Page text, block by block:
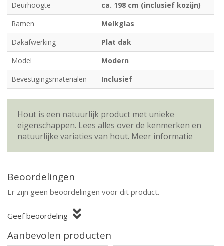
Deurhoogte
ca. 198 cm (inclusief kozijn)
Ramen
Melkglas
Dakafwerking
Plat dak
Model
Modern
Bevestigingsmaterialen
Inclusief
Hout is een natuurlijk product met unieke
eigenschappen. Lees alles over de kenmerken en
natuurlijke variaties van hout. Meer informatie
Beoordelingen
Er zijn geen beoordelingen voor dit product.
Geef beoordeling
Aanbevolen producten